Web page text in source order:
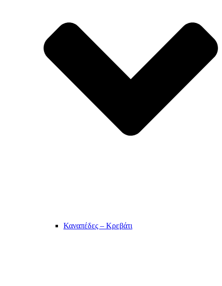
Καναπέδες – Κρεβάτι